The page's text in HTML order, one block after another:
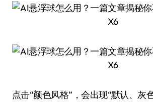
点击“颜色风格”，会出现“默认、灰